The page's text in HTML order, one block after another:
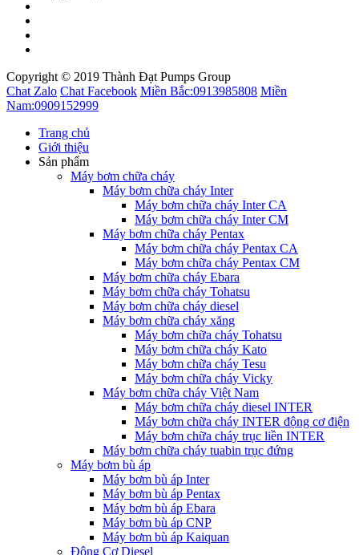
Copyright © 2019 Thành Đạt Pumps Group
Chat Zalo Chat Facebook Miền Bắc:0913985808 Miền
Nam:0909152999
Trang chủ
Giới thiệu
Sản phẩm
Máy bơm chữa cháy
Máy bơm chữa cháy Inter
Máy bơm chữa cháy Inter CA
Máy bơm chữa cháy Inter CM
Máy bơm chữa cháy Pentax
Máy bơm chữa cháy Pentax CA
Máy bơm chữa cháy Pentax CM
Máy bơm chữa cháy Ebara
Máy bơm chữa cháy Tohatsu
Máy bơm chữa cháy diesel
Máy bơm chữa cháy xăng
Máy bơm chữa cháy Tohatsu
Máy bơm chữa cháy Kato
Máy bơm chữa cháy Tesu
Máy bơm chữa cháy Vicky
Máy bơm chữa cháy Việt Nam
Máy bơm chữa cháy diesel INTER
Máy bơm chữa cháy INTER động cơ điện
Máy bơm chữa cháy trục liền INTER
Máy bơm chữa cháy tuabin trục đứng
Máy bơm bù áp
Máy bơm bù áp Inter
Máy bơm bù áp Pentax
Máy bơm bù áp Ebara
Máy bơm bù áp CNP
Máy bơm bù áp Kaiquan
Động Cơ Diesel